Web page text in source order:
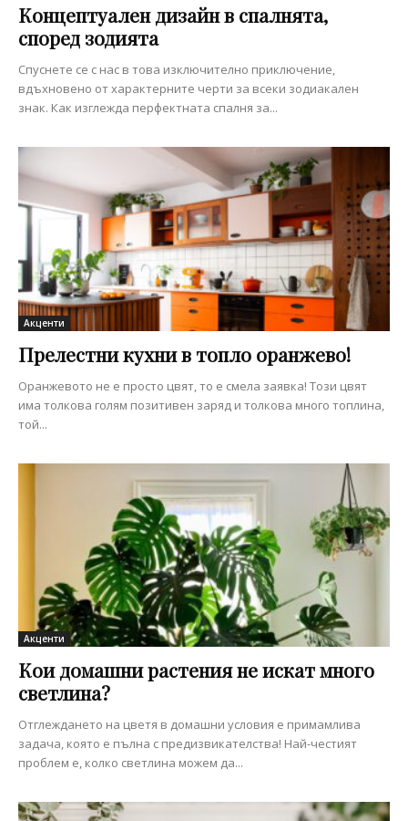
Концептуален дизайн в спалнята,
според зодията
Спуснете се с нас в това изключително приключение,
вдъхновено от характерните черти за всеки зодиакален
знак. Как изглежда перфектната спалня за...
Акценти
Прелестни кухни в топло оранжево!
Оранжевото не е просто цвят, то е смела заявка! Този цвят
има толкова голям позитивен заряд и толкова много топлина,
той...
Акценти
Кои домашни растения не искат много
светлина?
Отглеждането на цветя в домашни условия е примамлива
задача, която е пълна с предизвикателства! Най-честият
проблем е, колко светлина можем да...